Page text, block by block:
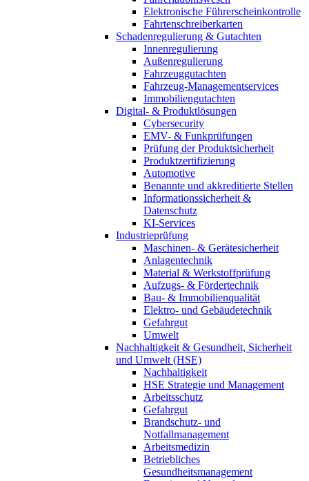
Elektronische Führerscheinkontrolle
Fahrtenschreiberkarten
Schadenregulierung & Gutachten
Innenregulierung
Außenregulierung
Fahrzeuggutachten
Fahrzeug-Managementservices
Immobiliengutachten
Digital- & Produktlösungen
Cybersecurity
EMV- & Funkprüfungen
Prüfung der Produktsicherheit
Produktzertifizierung
Automotive
Benannte und akkreditierte Stellen
Informationssicherheit &
Datenschutz
KI-Services
Industrieprüfung
Maschinen- & Gerätesicherheit
Anlagentechnik
Material & Werkstoffprüfung
Aufzugs- & Fördertechnik
Bau- & Immobilienqualität
Elektro- und Gebäudetechnik
Gefahrgut
Umwelt
Nachhaltigkeit & Gesundheit, Sicherheit
und Umwelt (HSE)
Nachhaltigkeit
HSE Strategie und Management
Arbeitsschutz
Gefahrgut
Brandschutz- und
Notfallmanagement
Arbeitsmedizin
Betriebliches
Gesundheitsmanagement